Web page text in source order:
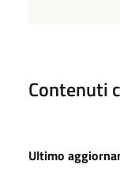
Contenuti
Ultimo